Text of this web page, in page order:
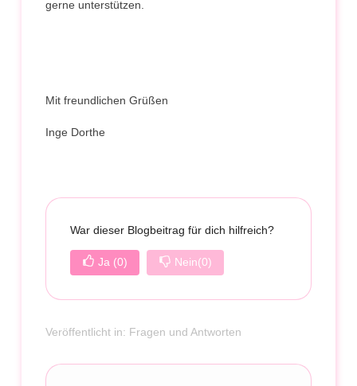
gerne unterstützen.
Mit freundlichen Grüßen
Inge Dorthe
War dieser Blogbeitrag für dich hilfreich?
Ja (0) Nein(0)
Veröffentlicht in: Fragen und Antworten